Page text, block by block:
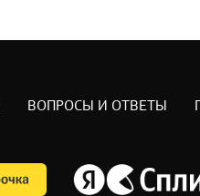
ВОПРОСЫ И ОТВЕТЫ